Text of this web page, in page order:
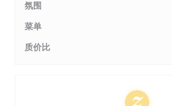
氛围
菜单
质价比